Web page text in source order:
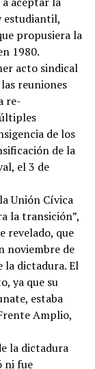
estudiantil,
propusiera la
1980.
acto sindical
reuniones
re-
de los
de la
el 3 de
Unión Cívica
la transición”,
revelado, que
noviembre de
la dictadura. El
ya que su
estaba
Amplio,
la dictadura
ni fue